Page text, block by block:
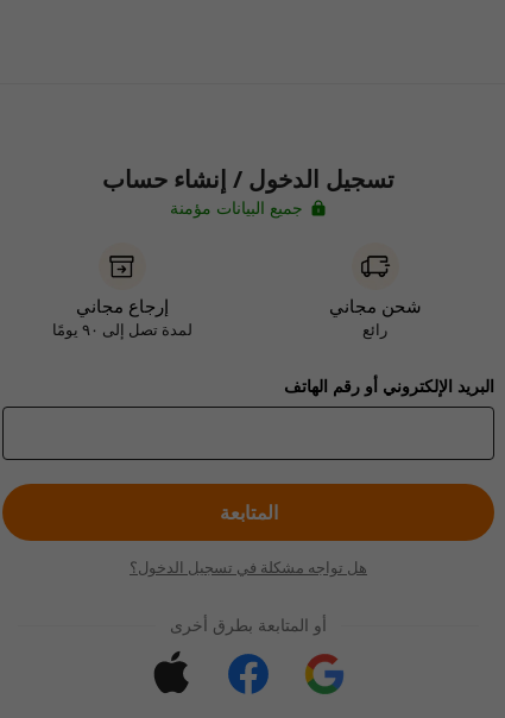
تسجيل الدخول / إنشاء حساب
جميع البيانات مؤمنة
شحن مجاني
رائع
إرجاع مجاني
لمدة تصل إلى ٩٠ يومًا
البريد الإلكتروني أو رقم الهاتف
المتابعة
هل تواجه مشكلة في تسجيل الدخول؟
أو المتابعة بطرق أخرى